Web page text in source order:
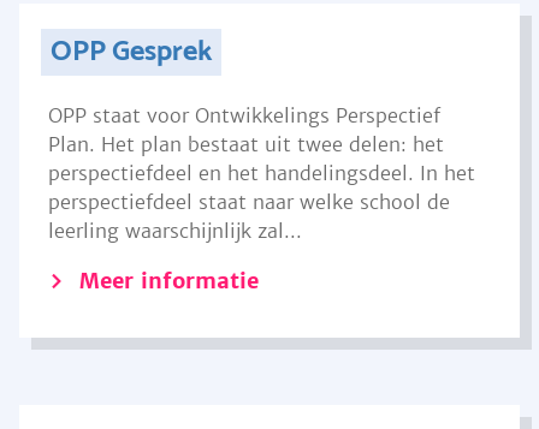
OPP Gesprek
OPP staat voor Ontwikkelings Perspectief
Plan. Het plan bestaat uit twee delen: het
perspectiefdeel en het handelingsdeel. In het
perspectiefdeel staat naar welke school de
leerling waarschijnlijk zal...
Meer informatie